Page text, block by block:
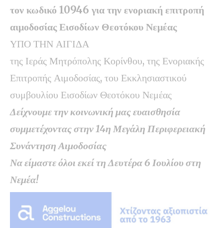
τον κωδικό 10946 για την ενοριακή επιτροπή
αιμοδοσίας Εισοδίων Θεοτόκου Νεμέας
ΥΠΟ ΤΗΝ ΑΙΓΙΔΑ
της Ιεράς Μητρόπολης Κορίνθου, της Ενοριακής
Επιτροπής Αιμοδοσίας, του Εκκλησιαστικού
συμβουλίου Εισοδίων Θεοτόκου Νεμέας
Δείχνουμε την κοινωνική μας ευαισθησία
συμμετέχοντας στην 14η Μεγάλη Περιφερειακή
Συνάντηση Αιμοδοσίας
Να είμαστε όλοι εκεί τη Δευτέρα 6 Ιουλίου στη
Νεμέα!